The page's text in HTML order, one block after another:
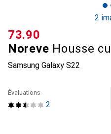
2
Noreve Housse
Samsung Galaxy S22
CHF
73.90
2
Évaluations